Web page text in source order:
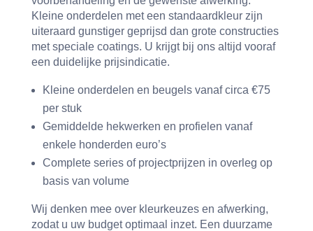
Kleine onderdelen met een standaardkleur zijn
uiteraard gunstiger geprijsd dan grote constructies
met speciale coatings. U krijgt bij ons altijd vooraf
een duidelijke prijsindicatie.
Kleine onderdelen en beugels vanaf circa €75
per stuk
Gemiddelde hekwerken en profielen vanaf
enkele honderden euro’s
Complete series of projectprijzen in overleg op
basis van volume
Wij denken mee over kleurkeuzes en afwerking,
zodat u uw budget optimaal inzet. Een duurzame